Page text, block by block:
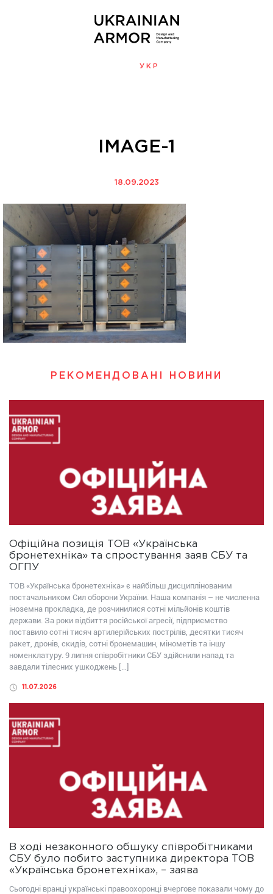
УКР
IMAGE-1
18.09.2023
РЕКОМЕНДОВАНІ НОВИНИ
Офіційна позиція ТОВ «Українська
бронетехніка» та спростування заяв СБУ та
ОГПУ
ТОВ «Українська бронетехніка» є найбільш дисциплінованим
постачальником Сил оборони України. Наша компанія – не численна
іноземна прокладка, де розчинилися сотні мільйонів коштів
держави. За роки відбиття російської агресії, підприємство
поставило сотні тисяч артилерійських пострілів, десятки тисяч
ракет, дронів, скидів, сотні бронемашин, мінометів та іншу
номенклатуру. 9 липня співробітники СБУ здійснили напад та
завдали тілесних ушкоджень […]
11.07.2026
В ході незаконного обшуку співробітниками
СБУ було побито заступника директора ТОВ
«Українська бронетехніка», – заява
Сьогодні вранці українські правоохоронці вчергове показали чому до